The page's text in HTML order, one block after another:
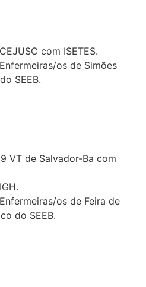
com ISETES.
os de Simões
SEEB.
VT de Salvador-Ba com
os de Feira de
do SEEB.